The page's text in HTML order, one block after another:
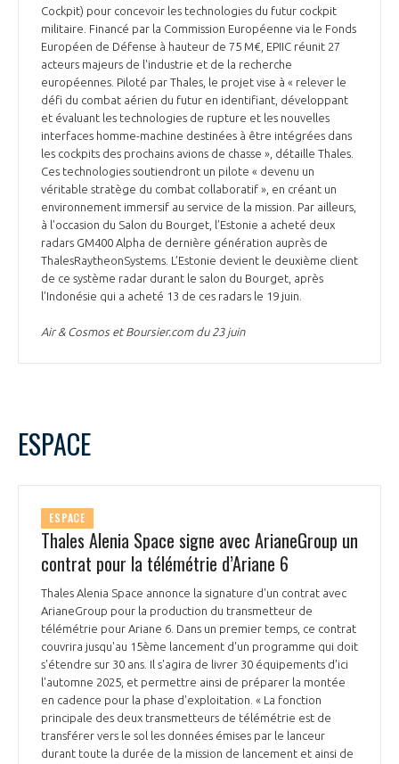
Cockpit) pour concevoir les technologies du futur cockpit
militaire. Financé par la Commission Européenne via le Fonds
Européen de Défense à hauteur de 75 M€, EPIIC réunit 27
acteurs majeurs de l'industrie et de la recherche
européennes. Piloté par Thales, le projet vise à « relever le
défi du combat aérien du futur en identifiant, développant
et évaluant les technologies de rupture et les nouvelles
interfaces homme-machine destinées à être intégrées dans
les cockpits des prochains avions de chasse », détaille Thales.
Ces technologies soutiendront un pilote « devenu un
véritable stratège du combat collaboratif », en créant un
environnement immersif au service de la mission. Par ailleurs,
à l’occasion du Salon du Bourget, l’Estonie a acheté deux
radars GM400 Alpha de dernière génération auprès de
ThalesRaytheonSystems. L’Estonie devient le deuxième client
de ce système radar durant le salon du Bourget, après
l’Indonésie qui a acheté 13 de ces radars le 19 juin.
Air & Cosmos et Boursier.com du 23 juin
ESPACE
ESPACE
Thales Alenia Space signe avec ArianeGroup un
contrat pour la télémétrie d’Ariane 6
Thales Alenia Space annonce la signature d'un contrat avec
ArianeGroup pour la production du transmetteur de
télémétrie pour Ariane 6. Dans un premier temps, ce contrat
couvrira jusqu'au 15ème lancement d'un programme qui doit
s'étendre sur 30 ans. Il s'agira de livrer 30 équipements d'ici
l'automne 2025, et permettre ainsi de préparer la montée
en cadence pour la phase d'exploitation. « La fonction
principale des deux transmetteurs de télémétrie est de
transférer vers le sol les données émises par le lanceur
durant toute la durée de la mission de lancement et ainsi de